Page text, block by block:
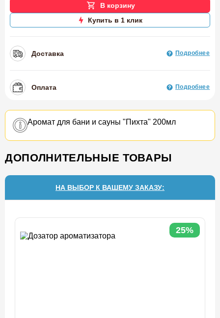
В корзину
Купить в 1 клик
Доставка Подробнее
Оплата Подробнее
Аромат для бани и сауны "Пихта" 200мл
ДОПОЛНИТЕЛЬНЫЕ ТОВАРЫ
НА ВЫБОР К ВАШЕМУ ЗАКАЗУ:
25%